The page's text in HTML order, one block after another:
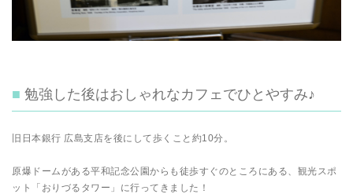
勉強した後はおしゃれなカフェでひとやすみ♪
旧日本銀行 広島支店を後にして歩くこと約10分。
原爆ドームがある平和記念公園からも徒歩すぐのところにある、観光スポ
ット「おりづるタワー」に行ってきました！